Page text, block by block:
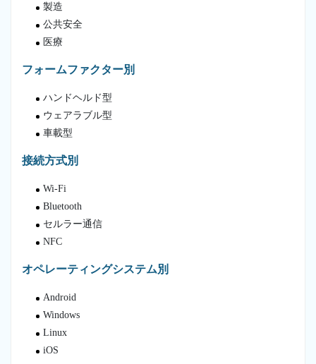
製造
公共安全
医療
フォームファクター別
ハンドヘルド型
ウェアラブル型
車載型
接続方式別
Wi-Fi
Bluetooth
セルラー通信
NFC
オペレーティングシステム別
Android
Windows
Linux
iOS